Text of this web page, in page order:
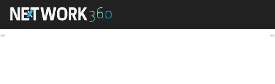
La Wifi cumple 20 años